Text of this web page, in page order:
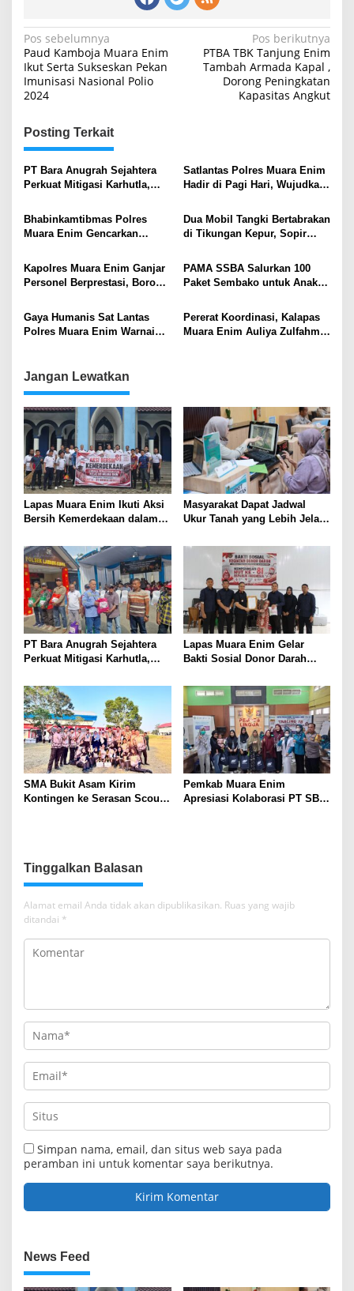
Navigasi
pos
Pos sebelumnya
Paud Kamboja Muara Enim
Ikut Serta Sukseskan Pekan
Imunisasi Nasional Polio
2024
Pos berikutnya
PTBA TBK Tanjung Enim
Tambah Armada Kapal ,
Dorong Peningkatan
Kapasitas Angkut
Posting Terkait
PT Bara Anugrah Sejahtera
Perkuat Mitigasi Karhutla,
Lawang Kidul Edukasi Warga
Satlantas Polres Muara Enim
Hadir di Pagi Hari, Wujudkan
Arus Lalu Lintas
Bhabinkamtibmas Polres
Muara Enim Gencarkan
Muara Harapan
Dua Mobil Tangki Bertabrakan
di Tikungan Kepur, Sopir
Kapolres Muara Enim Ganjar
Personel Berprestasi, Borong
Cup 2026
PAMA SSBA Salurkan 100
Paket Sembako untuk Anak
di Desa Tanjung Raja
Gaya Humanis Sat Lantas
Polres Muara Enim Warnai
Pererat Koordinasi, Kalapas
Muara Enim Auliya Zulfahmi
Jangan Lewatkan
Lapas Muara Enim Ikuti Aksi
Bersih Kemerdekaan dalam
Indonesia
Masyarakat Dapat Jadwal
Ukur Tanah yang Lebih Jelas
Terjadwal
PT Bara Anugrah Sejahtera
Perkuat Mitigasi Karhutla,
Lawang Kidul Edukasi Warga
Lapas Muara Enim Gelar
Bakti Sosial Donor Darah
HUT ke-81 Republik Indonesia
SMA Bukit Asam Kirim
Kontingen ke Serasan Scout
Pemkab Muara Enim
Apresiasi Kolaborasi PT SBS
Tinggalkan Balasan
Alamat email Anda tidak akan dipublikasikan. Ruas yang wajib
ditandai *
Simpan nama, email, dan situs web saya pada
peramban ini untuk komentar saya berikutnya.
News Feed